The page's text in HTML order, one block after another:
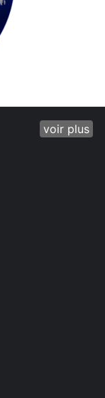
voir plus